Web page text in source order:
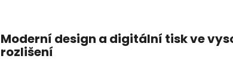
Moderní design a digitální tisk ve
rozlišení